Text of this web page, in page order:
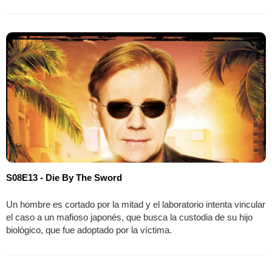
S08E13 - Die By The Sword
Un hombre es cortado por la mitad y el laboratorio intenta vincular
el caso a un mafioso japonés, que busca la custodia de su hijo
biológico, que fue adoptado por la víctima.